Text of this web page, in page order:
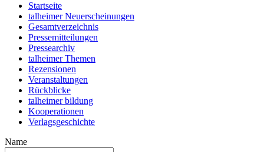
Startseite
talheimer Neuerscheinungen
Gesamtverzeichnis
Pressemitteilungen
Pressearchiv
talheimer Themen
Rezensionen
Veranstaltungen
Rückblicke
talheimer bildung
Kooperationen
Verlagsgeschichte
Name